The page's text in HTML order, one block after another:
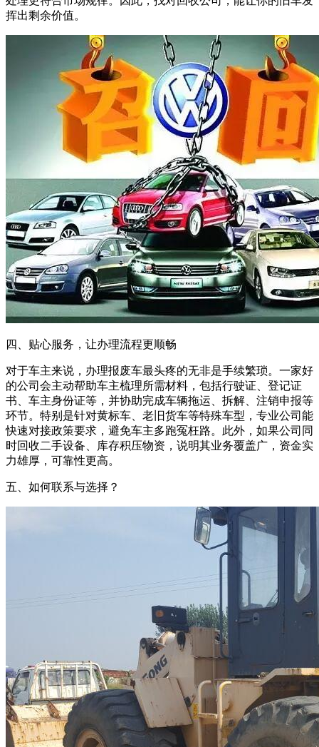
挥出剩余价值。
四、贴心服务，让办理流程更顺畅
对于车主来说，办理报废车最头疼的无非是手续繁琐。一家好
的公司会主动帮助车主梳理所需材料，包括行驶证、登记证
书、车主身份证等，并协助完成车辆拖运、拆解、注销申报等
环节。特别是针对黄标车、老旧货车等特殊车型，专业公司能
快速对接政策要求，避免车主多跑冤枉路。此外，如果公司同
时回收二手设备、库存积压物资，说明其业务覆盖广，资金实
力雄厚，可靠性更高。
五、如何联系与选择？